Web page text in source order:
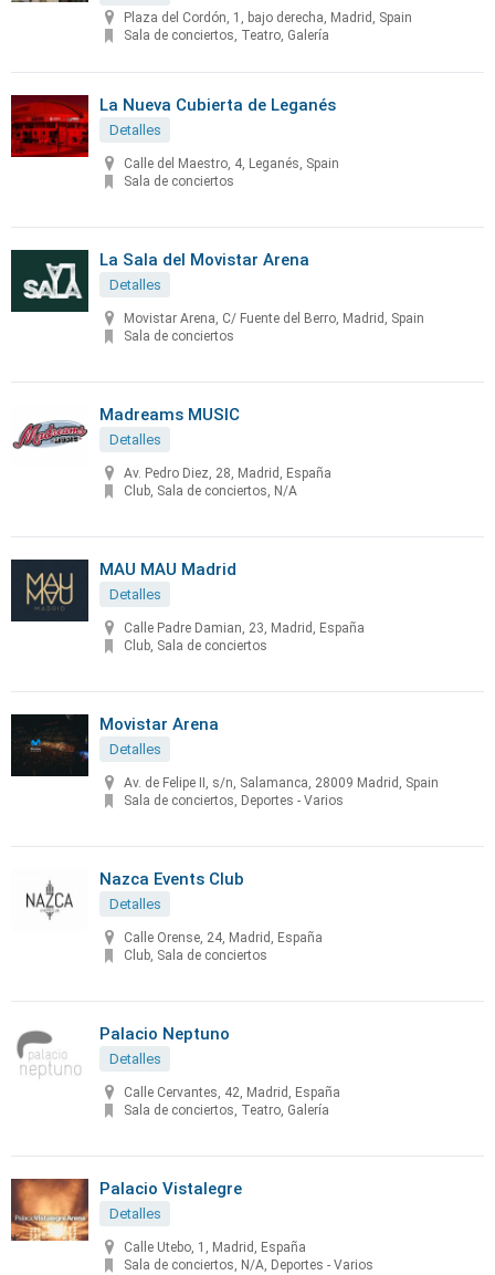
Plaza del Cordón, 1, bajo derecha, Madrid, Spain
Sala de conciertos, Teatro, Galería
La Nueva Cubierta de Leganés
Detalles
Calle del Maestro, 4, Leganés, Spain
Sala de conciertos
La Sala del Movistar Arena
Detalles
Movistar Arena, C/ Fuente del Berro, Madrid, Spain
Sala de conciertos
Madreams MUSIC
Detalles
Av. Pedro Diez, 28, Madrid, España
Club, Sala de conciertos, N/A
MAU MAU Madrid
Detalles
Calle Padre Damian, 23, Madrid, España
Club, Sala de conciertos
Movistar Arena
Detalles
Av. de Felipe II, s/n, Salamanca, 28009 Madrid, Spain
Sala de conciertos, Deportes - Varios
Nazca Events Club
Detalles
Calle Orense, 24, Madrid, España
Club, Sala de conciertos
Palacio Neptuno
Detalles
Calle Cervantes, 42, Madrid, España
Sala de conciertos, Teatro, Galería
Palacio Vistalegre
Detalles
Calle Utebo, 1, Madrid, España
Sala de conciertos, N/A, Deportes - Varios